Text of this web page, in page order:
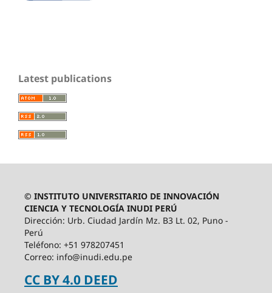
Latest publications
© INSTITUTO UNIVERSITARIO DE INNOVACIÓN
CIENCIA Y TECNOLOGÍA INUDI PERÚ
Dirección: Urb. Ciudad Jardín Mz. B3 Lt. 02, Puno -
Perú
Teléfono: +51 978207451
Correo: info@inudi.edu.pe
CC BY 4.0 DEED